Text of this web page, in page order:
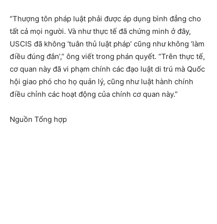
“Thượng tôn pháp luật phải được áp dụng bình đẳng cho
tất cả mọi người. Và như thực tế đã chứng minh ở đây,
USCIS đã không ‘tuân thủ luật pháp’ cũng như không ‘làm
điều đúng đắn’,” ông viết trong phán quyết. “Trên thực tế,
cơ quan này đã vi phạm chính các đạo luật di trú mà Quốc
hội giao phó cho họ quản lý, cũng như luật hành chính
điều chỉnh các hoạt động của chính cơ quan này.”
Nguồn Tổng hợp